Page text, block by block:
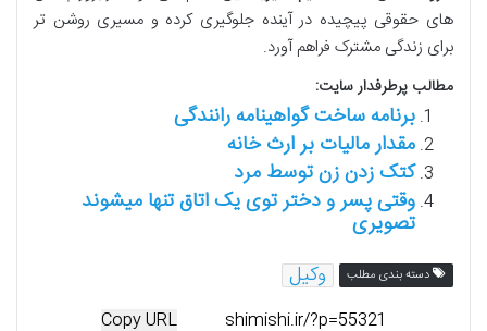
های حقوقی پیچیده در آینده جلوگیری کرده و مسیری روشن تر
برای زندگی مشترک فراهم آورد.
مطالب پرطرفدار سایت:
برنامه ساخت گواهینامه رانندگی
مقدار مالیات بر ارث خانه
کتک زدن زن توسط مرد
وقتی پسر و دختر توی یک اتاق تنها میشوند
تصویری
دسته بندی مطلب وکیل
Copy URL